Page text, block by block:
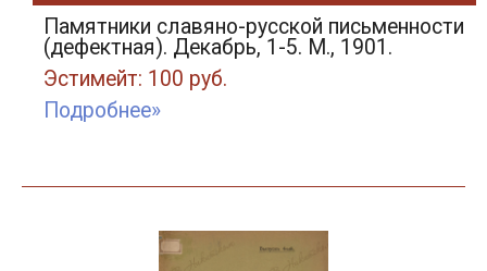
Памятники славяно-русской письменности
(дефектная). Декабрь, 1-5. М., 1901.
Эстимейт: 100 руб.
Подробнее»